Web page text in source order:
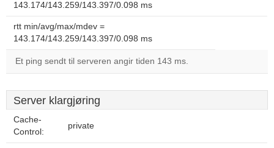
143.174/143.259/143.397/0.098 ms
rtt min/avg/max/mdev =
143.174/143.259/143.397/0.098 ms
Et ping sendt til serveren angir tiden 143 ms.
Server klargjøring
Cache-
Control:
private